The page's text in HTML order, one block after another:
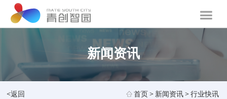
新闻资讯
<返回 首页> 新闻资讯>行业快讯